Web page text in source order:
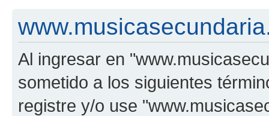
Al ingresar en
sometido a los siguientes
registre y/o use